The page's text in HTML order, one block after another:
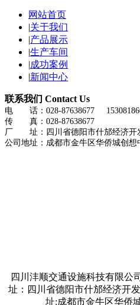
网站首页
|关于我们
|产品展示
|生产车间
|成功案例
|新闻中心
联系我们 Contact Us
电 话：028-87638677
传 真：028-87638677
厂 址：四川省德阳市什邡经济开
公司地址：成都市金牛区华侨城创想
四川沣顺交通设施科技有限
址：四川省德阳市什邡经济开
址:成都市金牛区华侨